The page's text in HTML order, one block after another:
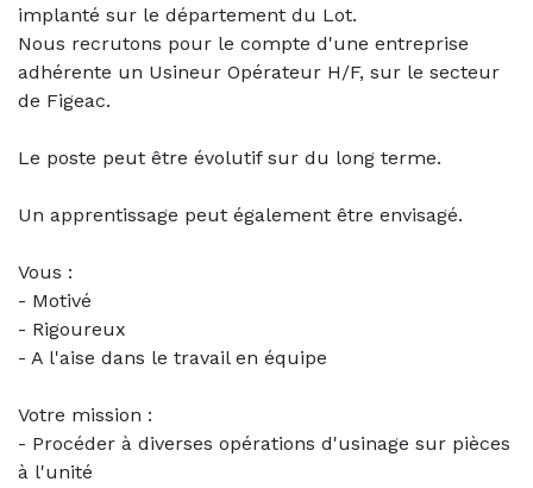
implanté sur le département du Lot.
Nous recrutons pour le compte d'une entreprise
adhérente un Usineur Opérateur H/F, sur le secteur
de Figeac.
Le poste peut être évolutif sur du long terme.
Un apprentissage peut également être envisagé.
Vous :
- Motivé
- Rigoureux
- A l'aise dans le travail en équipe
Votre mission :
- Procéder à diverses opérations d'usinage sur pièces
à l'unité